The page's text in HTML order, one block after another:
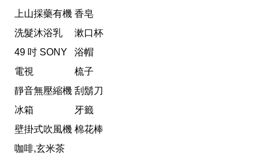
上山採藥有機
洗髮沐浴乳
49 吋 SONY
電視
靜音無壓縮機
冰箱
壁掛式吹風機
咖啡,玄米茶
香皂
漱口杯
浴帽
梳子
刮鬍刀
牙籤
棉花棒